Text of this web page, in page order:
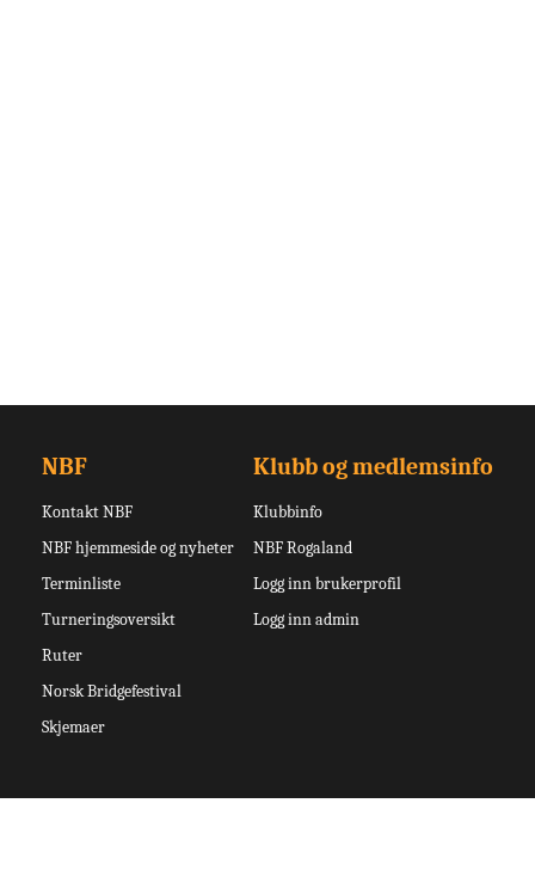
NBF
Kontakt NBF
NBF hjemmeside og nyheter
Terminliste
Turneringsoversikt
Ruter
Norsk Bridgefestival
Skjemaer
Klubb og medlemsinfo
Klubbinfo
NBF Rogaland
Logg inn brukerprofil
Logg inn admin